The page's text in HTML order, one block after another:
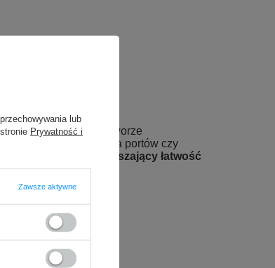
klipsa na otworze
i nie zaciemnia portów czy
giętki adapter zwiększający łatwość
lub
Prywatność i
Zawsze aktywne